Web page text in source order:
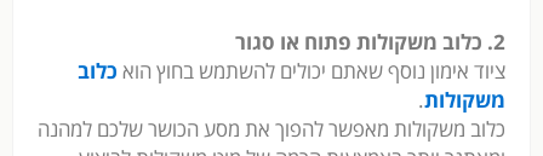
2. כלוב משקולות פתוח או סגור
ציוד אימון נוסף שאתם יכולים להשתמש בחוץ הוא כלוב
משקולות.
כלוב משקולות מאפשר להפוך את מסע הכושר שלכם למהנה